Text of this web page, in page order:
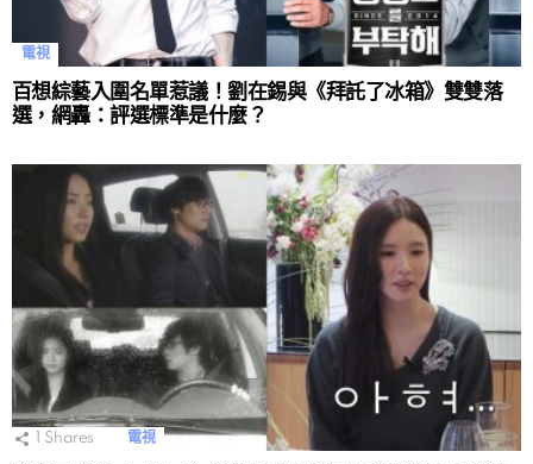
電視
百想綜藝入圍名單惹議！劉在錫與《拜託了冰箱》雙雙落
選，網轟：評選標準是什麼？
Shares 電視